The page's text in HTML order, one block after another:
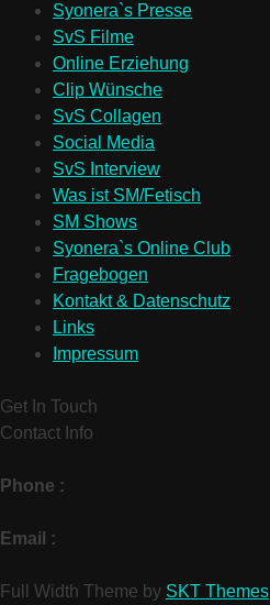
Syonera`s Presse
SvS Filme
Online Erziehung
Clip Wünsche
SvS Collagen
Social Media
SvS Interview
Was ist SM/Fetisch
SM Shows
Syonera`s Online Club
Fragebogen
Kontakt & Datenschutz
Links
Impressum
Get In Touch
Contact Info
Phone :
Email :
Full Width Theme by SKT Themes